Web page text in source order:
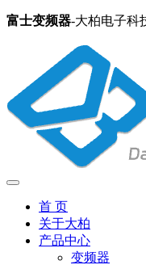
富士变频器-大柏电子科
首 页
关于大柏
产品中心
变频器